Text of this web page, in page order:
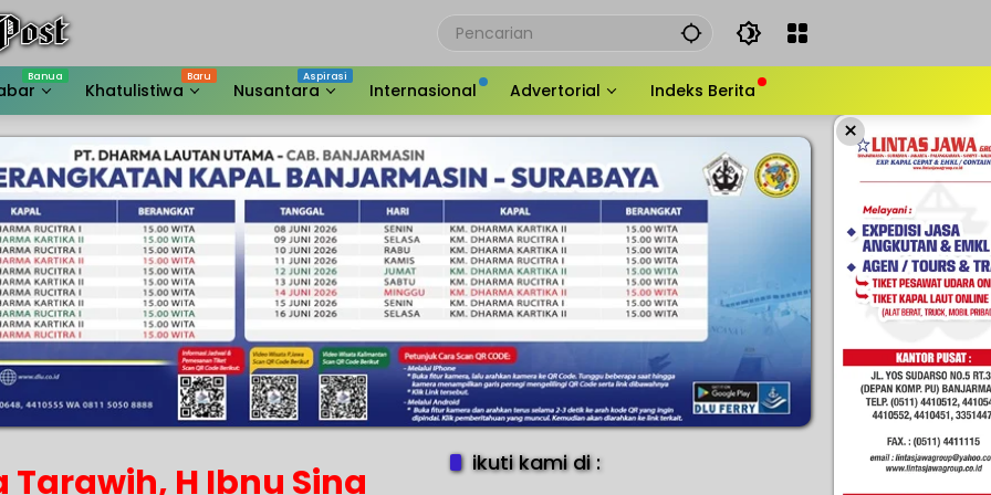
Khatulistiwa Nusantara Internasional Advertorial Indeks Berita
×
H Ibnu Sina
ikuti kami di :